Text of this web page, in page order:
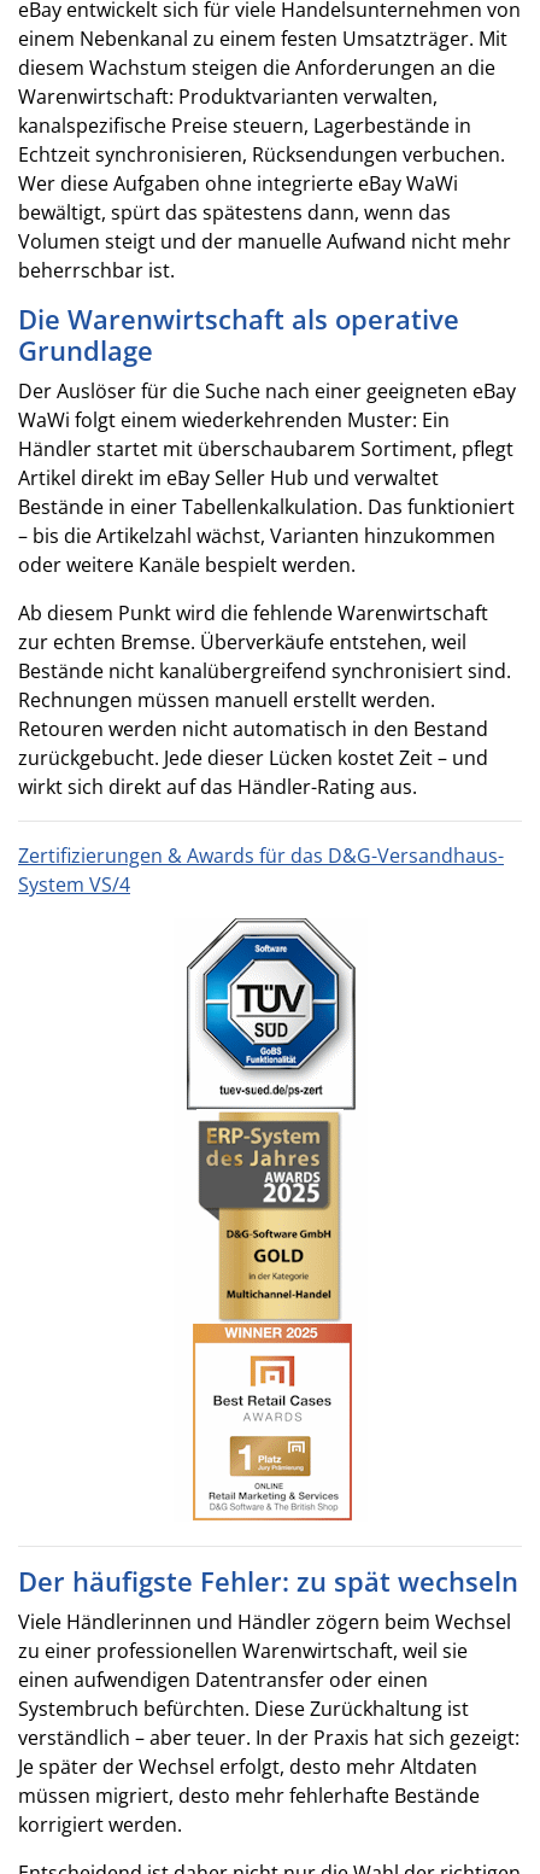
eBay entwickelt sich für viele Handelsunternehmen von
einem Nebenkanal zu einem festen Umsatzträger. Mit
diesem Wachstum steigen die Anforderungen an die
Warenwirtschaft: Produktvarianten verwalten,
kanalspezifische Preise steuern, Lagerbestände in
Echtzeit synchronisieren, Rücksendungen verbuchen.
Wer diese Aufgaben ohne integrierte eBay WaWi
bewältigt, spürt das spätestens dann, wenn das
Volumen steigt und der manuelle Aufwand nicht mehr
beherrschbar ist.
Die Warenwirtschaft als operative
Grundlage
Der Auslöser für die Suche nach einer geeigneten eBay
WaWi folgt einem wiederkehrenden Muster: Ein
Händler startet mit überschaubarem Sortiment, pflegt
Artikel direkt im eBay Seller Hub und verwaltet
Bestände in einer Tabellenkalkulation. Das funktioniert
– bis die Artikelzahl wächst, Varianten hinzukommen
oder weitere Kanäle bespielt werden.
Ab diesem Punkt wird die fehlende Warenwirtschaft
zur echten Bremse. Überverkäufe entstehen, weil
Bestände nicht kanalübergreifend synchronisiert sind.
Rechnungen müssen manuell erstellt werden.
Retouren werden nicht automatisch in den Bestand
zurückgebucht. Jede dieser Lücken kostet Zeit – und
wirkt sich direkt auf das Händler-Rating aus.
Zertifizierungen & Awards für das D&G-Versandhaus-
System VS/4
Der häufigste Fehler: zu spät wechseln
Viele Händlerinnen und Händler zögern beim Wechsel
zu einer professionellen Warenwirtschaft, weil sie
einen aufwendigen Datentransfer oder einen
Systembruch befürchten. Diese Zurückhaltung ist
verständlich – aber teuer. In der Praxis hat sich gezeigt:
Je später der Wechsel erfolgt, desto mehr Altdaten
müssen migriert, desto mehr fehlerhafte Bestände
korrigiert werden.